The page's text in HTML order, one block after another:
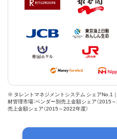
※ タレントマネジメントシステム シェアNo.1｜
材管理市場：ベンダー別売上金額シェア（2015
売上金額シェア（2015～2022年度）